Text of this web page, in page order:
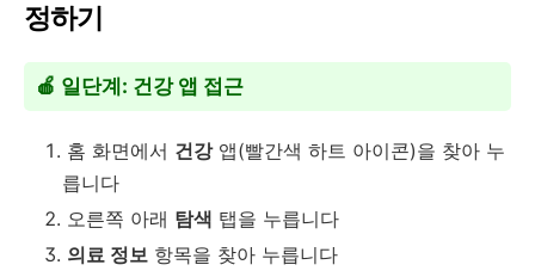
정하기
🍎 일단계: 건강 앱 접근
홈 화면에서 건강앱(빨간색 하트 아이콘)을 찾아 누
릅니다
오른쪽 아래 탐색 탭을 누릅니다
의료 정보 항목을 찾아 누릅니다